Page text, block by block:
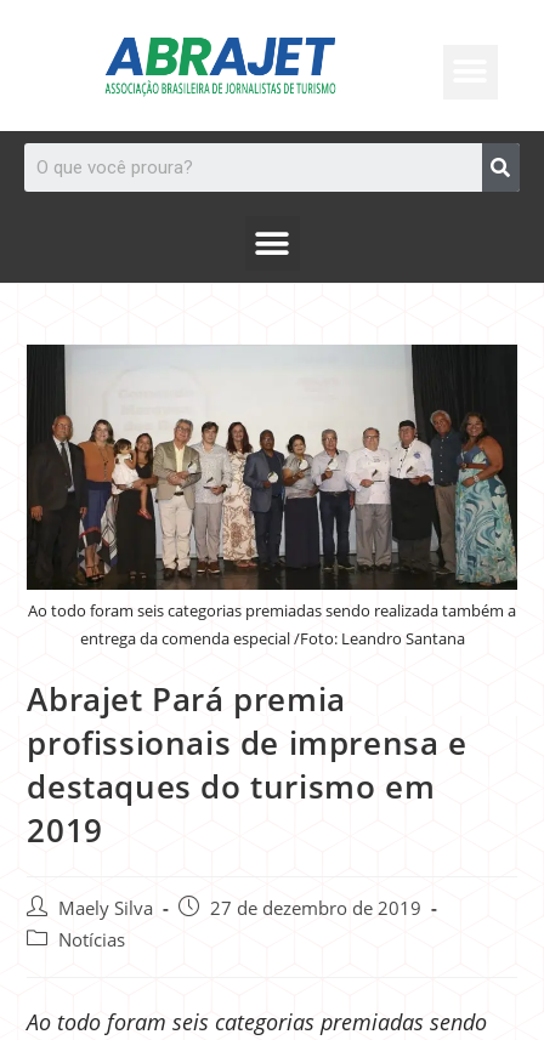
Ao todo foram seis categorias premiadas sendo realizada também a
entrega da comenda especial /Foto: Leandro Santana
Abrajet Pará premia
profissionais de imprensa e
destaques do turismo em
2019
Maely Silva
27 de dezembro de 2019
Notícias
Ao todo foram seis categorias premiadas sendo